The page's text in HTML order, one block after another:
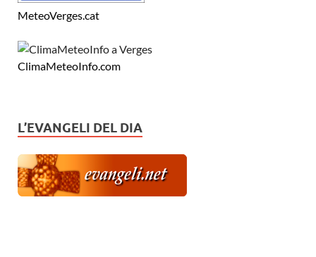
MeteoVerges.cat
ClimaMeteoInfo.com
L’EVANGELI DEL DIA